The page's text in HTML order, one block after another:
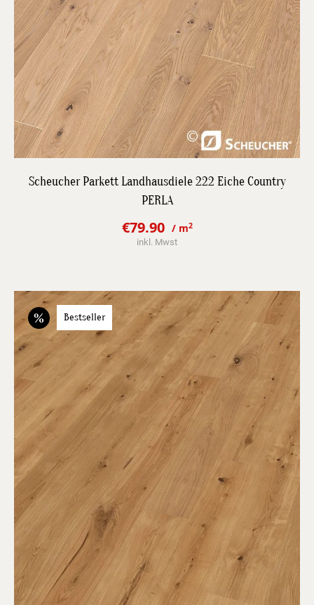
DETAILS
Scheucher Parkett Landhausdiele 222 Eiche Country
PERLA
Original
was:
€106.89.
€79.90
Current
is:
€79.90.
/ m2
inkl. Mwst
Bestseller